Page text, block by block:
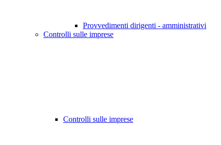
Provvedimenti dirigenti - amministrativi
Controlli sulle imprese
Controlli sulle imprese